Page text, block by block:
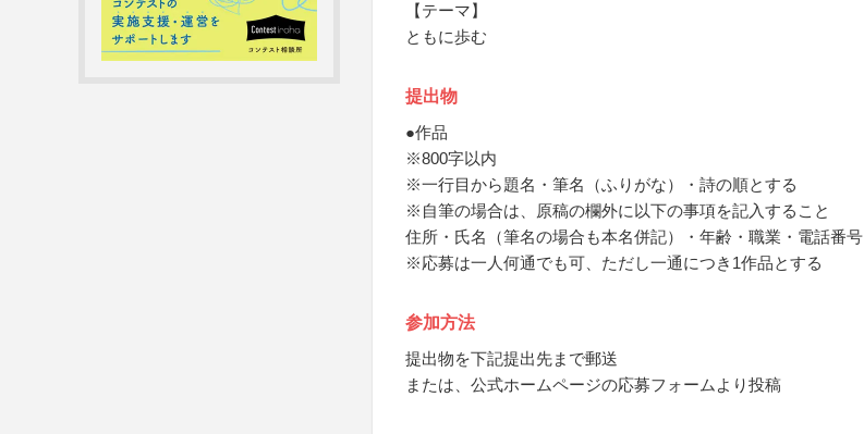
【テーマ】
ともに歩む
提出物
●作品
※800字以内
※一行目から題名・筆名（ふりがな）・詩の順とする
※自筆の場合は、原稿の欄外に以下の事項を記入すること
住所・氏名（筆名の場合も本名併記）・年齢・職業・電話番号
※応募は一人何通でも可、ただし一通につき1作品とする
参加方法
提出物を下記提出先まで郵送
または、公式ホームページの応募フォームより投稿